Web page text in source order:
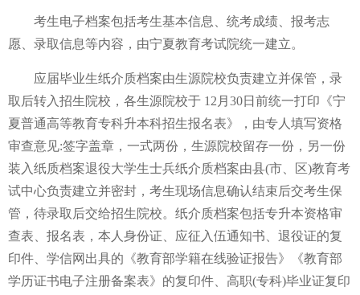
考生电子档案包括考生基本信息、统考成绩、报考志
愿、录取信息等内容，由宁夏教育考试院统一建立。
应届毕业生纸介质档案由生源院校负责建立并保管，录
取后转入招生院校，各生源院校于 12月30日前统一打印《宁
夏普通高等教育专科升本科招生报名表》，由专人填写资格
审查意见:签字盖章，一式两份，生源院校留存一份，另一份
装入纸质档案退役大学生士兵纸介质档案由县(市、区)教育考
试中心负责建立并密封，考生现场信息确认结束后交考生保
管，待录取后交给招生院校。纸介质档案包括专升本资格审
查表、报名表，本人身份证、应征入伍通知书、退役证的复
印件、学信网出具的《教育部学籍在线验证报告》《教育部
学历证书电子注册备案表》的复印件、高职(专科)毕业证复印